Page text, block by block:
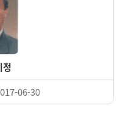
정
06-30